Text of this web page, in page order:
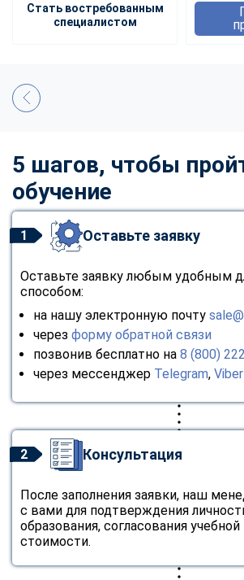
Стать востребованным
специалистом
5 шагов, чтобы
обучение
1 Оставьте заявку
Оставьте заявку любым удобным
способом:
на нашу электронную почту
через форму обратной связи
позвонив бесплатно на 8 (800)
через мессенджер Telegram, Viber
2 Консультация
После заполнения заявки, наш
с вами для подтверждения
образования, согласования
стоимости.